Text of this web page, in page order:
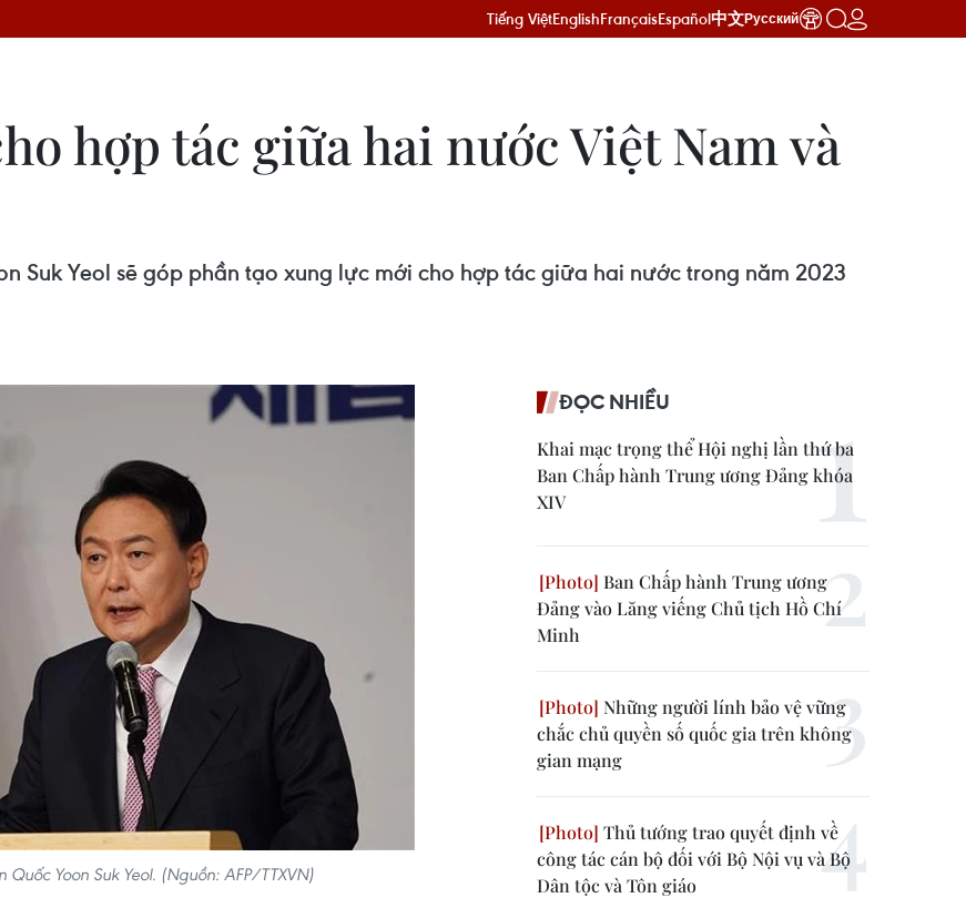
Tiếng ViệtEnglishFrançaisEspañol中文Русский
hợp tác giữa hai nước Việt Nam và
Suk Yeol sẽ góp phần tạo xung lực mới cho hợp tác giữa hai nước trong năm 2023
Yoon Suk Yeol. (Nguồn: AFP/TTXVN)
ĐỌC NHIỀU
Khai mạc trọng thể Hội nghị lần thứ ba
Ban Chấp hành Trung ương Đảng khóa
XIV
Ban Chấp hành Trung ương
Đảng vào Lăng viếng Chủ tịch Hồ Chí
Minh
Những người lính bảo vệ vững
chắc chủ quyền số quốc gia trên không
gian mạng
Thủ tướng trao quyết định về
công tác cán bộ đối với Bộ Nội vụ và Bộ
Dân tộc và Tôn giáo